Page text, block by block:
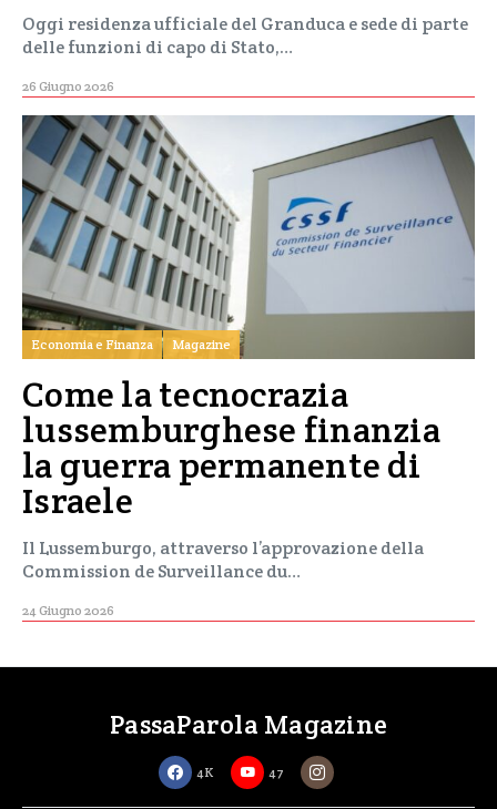
Oggi residenza ufficiale del Granduca e sede di parte
delle funzioni di capo di Stato,…
26 Giugno 2026
Economia e Finanza Magazine
Come la tecnocrazia
lussemburghese finanzia
la guerra permanente di
Israele
Il Lussemburgo, attraverso l’approvazione della
Commission de Surveillance du…
24 Giugno 2026
PassaParola Magazine
4K 47